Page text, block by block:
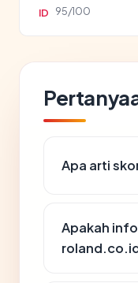
ID 95/100
Apa arti
Apakah